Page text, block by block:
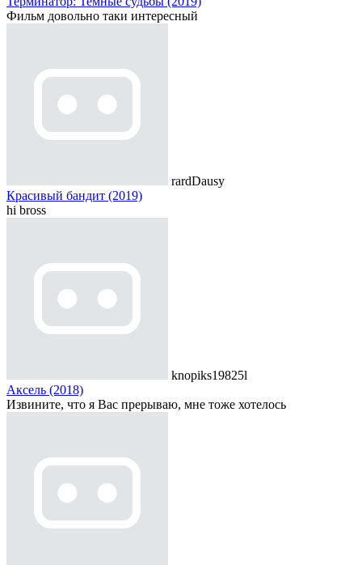
Фильм довольно таки интересный
rardDausy
Красивый бандит (2019)
hi bross
knopiks19825l
Аксель (2018)
Извините, что я Вас прерываю, мне тоже хотелось